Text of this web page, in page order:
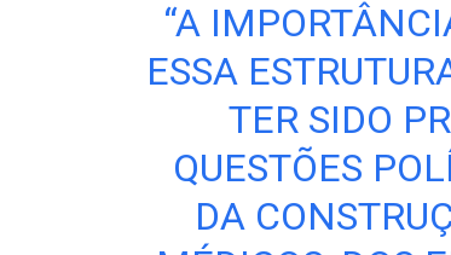
“A
ESSA
TER SIDO
QUESTÕES
DA